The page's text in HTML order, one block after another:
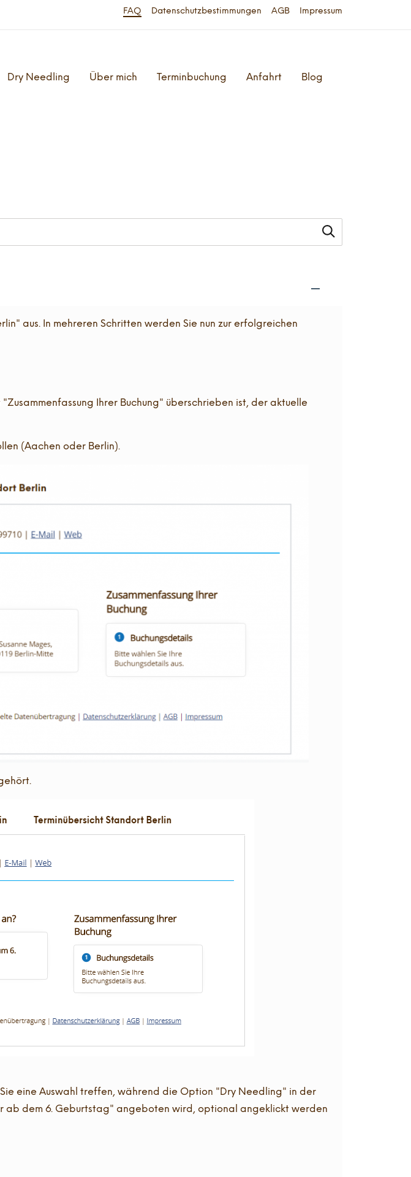
FAQ Datenschutzbestimmungen AGB Impressum
Dry Needling Über mich Terminbuchung Anfahrt Blog
aus. In mehreren Schritten werden Sie nun zur erfolgreichen
Ihrer Buchung" überschrieben ist, der aktuelle
(Aachen oder Berlin).
eine Auswahl treffen, während die Option "Dry Needling" in der
ab dem 6. Geburtstag" angeboten wird, optional angeklickt werden